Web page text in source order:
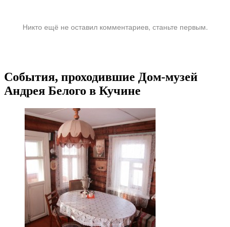
Никто ещё не оставил комментариев, станьте первым.
События, проходившие Дом-музей
Андрея Белого в Кучине